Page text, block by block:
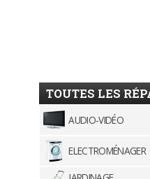
TOUTES LES
AUDIO-VIDÉO
ELECTROMÉNAGER